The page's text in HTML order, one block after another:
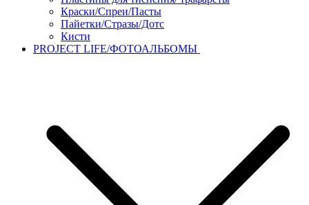
Краски/Спреи/Пасты
Пайетки/Стразы/Дотс
Кисти
PROJECT LIFE/ФОТОАЛЬБОМЫ